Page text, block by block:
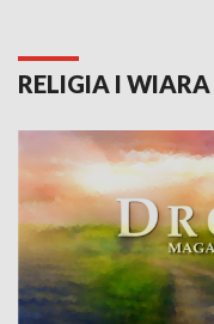
RELIGIA I WIARA